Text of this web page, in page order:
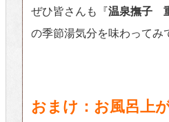
ぜひ皆さんも『温泉撫子
の季節湯気分を味わってみ
おまけ：お風呂上